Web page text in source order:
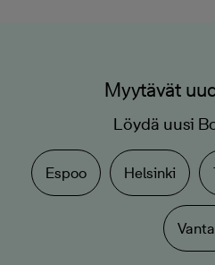
Myytävät
Löydä uusi
Espoo Helsinki